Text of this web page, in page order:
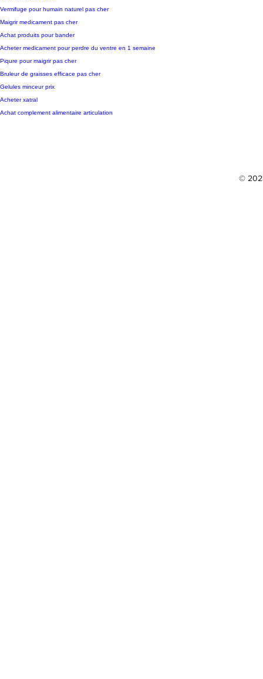
Vermifuge pour humain naturel pas cher
Maigrir medicament pas cher
Achat produits pour bander
Acheter medicament pour perdre du ventre en 1 semaine
Piqure pour maigrir pas cher
Bruleur de graisses efficace pas cher
Gelules minceur prix
Acheter xatral
Achat complement alimentaire articulation
©